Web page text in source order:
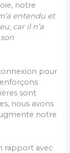
notre
entendu et
car il n’a
pour
sont
nous avons
notre
rapport avec